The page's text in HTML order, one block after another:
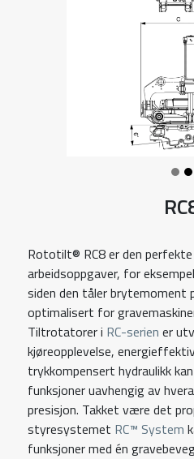
Rototilt® RC8 er den
arbeidsoppgaver, for
siden den tåler brytemoment
optimalisert for
Tiltrotatorer i RC-serien er
kjøreopplevelse,
trykkompensert hydraulikk
funksjoner uavhengig av
presisjon. Takket være det
styresystemet RC™ System
funksjoner med én